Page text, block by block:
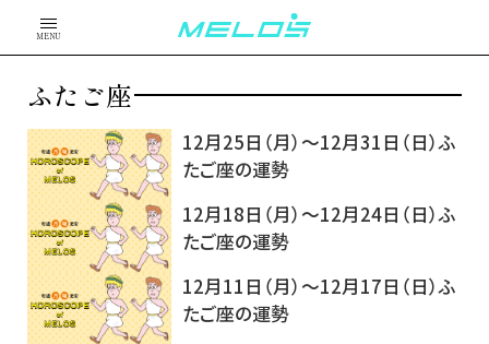
MENU
ふたご座
12月25日（月）～12月31日（日）ふ
たご座の運勢
12月18日（月）～12月24日（日）ふ
たご座の運勢
12月11日（月）～12月17日（日）ふ
たご座の運勢